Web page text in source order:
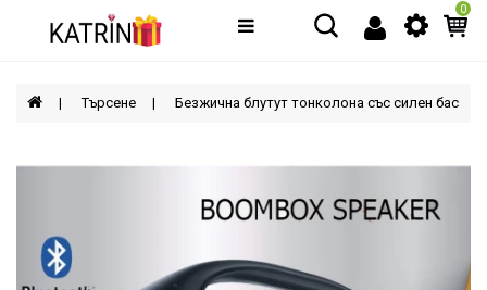
Категории
МЪЖЕ
АКСЕСОАРИ
0
Търсене Безжична блутут тонколона със силен бас